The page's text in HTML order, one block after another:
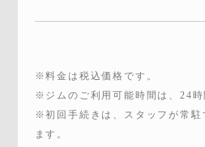
※料金は税込価格です。
※ジムのご利用可能時間は、24時
※初回手続きは、スタッフが常駐
ます。